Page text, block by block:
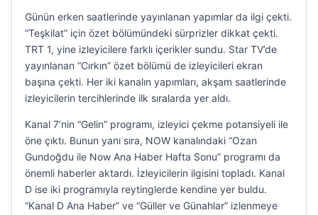
Günün erken saatlerinde yayınlanan yapımlar da ilgi çekti.
“Teşkilat” için özet bölümündeki sürprizler dikkat çekti.
TRT 1, yine izleyicilere farklı içerikler sundu. Star TV’de
yayınlanan “Cırkın” özet bölümü de izleyicileri ekran
başına çekti. Her iki kanalın yapımları, akşam saatlerinde
izleyicilerin tercihlerinde ilk sıralarda yer aldı.
Kanal 7’nin “Gelin” programı, izleyici çekme potansiyeli ile
öne çıktı. Bunun yanı sıra, NOW kanalındaki “Ozan
Gundoğdu ile Now Ana Haber Hafta Sonu” programı da
önemli haberler aktardı. İzleyicilerin ilgisini topladı. Kanal
D ise iki programıyla reytinglerde kendine yer buldu.
“Kanal D Ana Haber” ve “Güller ve Günahlar” izlenmeye